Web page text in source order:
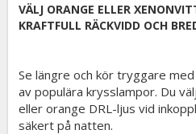
VÄLJ ORANGE ELLER
KRAFTFULL RÄCKVIDD OCH
Se längre och kör tryggare
av populära krysslampor. Du
eller orange DRL-ljus vid
säkert på natten.